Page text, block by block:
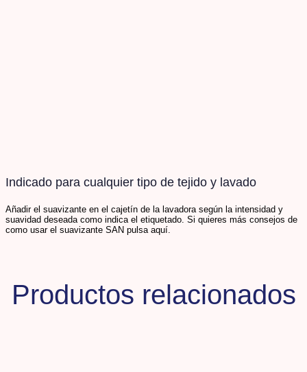
Indicado para cualquier tipo de tejido y lavado​
Añadir el suavizante en el cajetín de la lavadora según la intensidad y
suavidad deseada como indica el etiquetado. Si quieres más consejos de
como usar el suavizante SAN pulsa aquí.
Productos relacionados